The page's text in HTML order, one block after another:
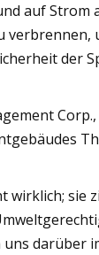
auf
der
sie
darüber